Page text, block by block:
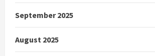
September 2025
August 2025